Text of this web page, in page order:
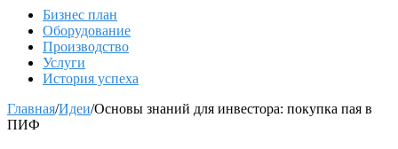
Бизнес план
Оборудование
Производство
Услуги
История успеха
Главная/Идеи/Основы знаний для инвестора: покупка пая в
ПИФ